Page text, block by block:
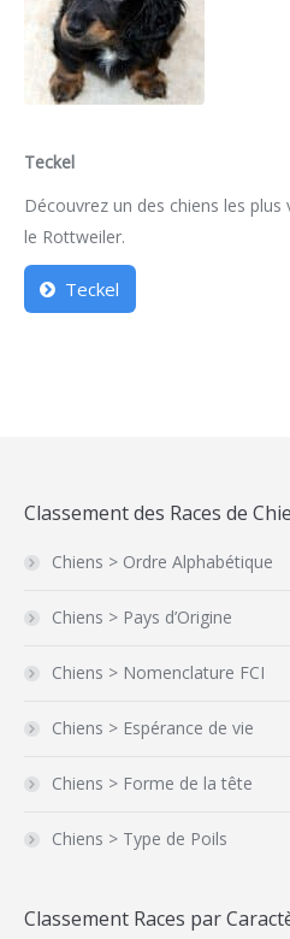
Teckel
Découvrez un des chiens les
le Rottweiler.
Teckel
Classement des Races de
Chiens > Ordre Alphabétique
Chiens > Pays d’Origine
Chiens > Nomenclature FCI
Chiens > Espérance de vie
Chiens > Forme de la tête
Chiens > Type de Poils
Classement Races par